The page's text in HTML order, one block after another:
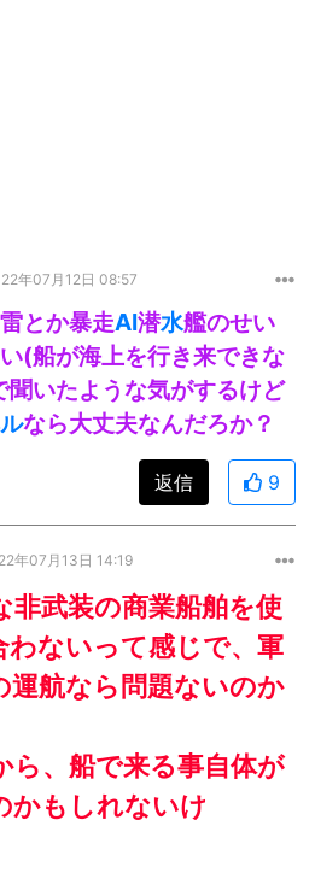
年07月12日 08:57
とか暴走AI潜水艦のせい
(船が海上を行き来できな
いたような気がするけど
なら大丈夫なんだろか？
返信 9
年07月13日 14:19
非武装の商業船舶を使
わないって感じで、軍
運航なら問題ないのか
ら、船で来る事自体が
かもしれないけ